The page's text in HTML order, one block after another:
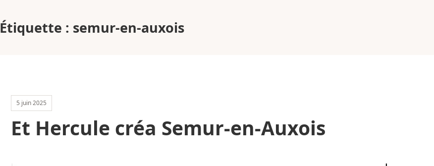
Étiquette : semur-en-auxois
5 juin 2025
Et Hercule créa Semur-en-Auxois